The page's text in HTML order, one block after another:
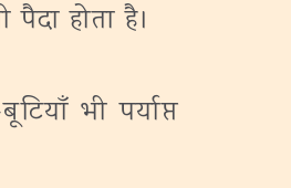
होता है।
भी पर्याप्त